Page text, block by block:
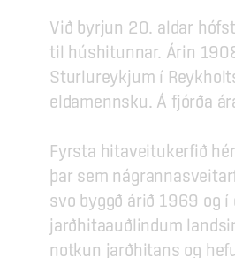
Við byrjun 20. aldar
til húshitunnar. Árin
Sturlureykjum í
eldamennsku. Á fjórða
Fyrsta hitaveitukerfið
þar sem
svo byggð árið 1969 og
jarðhitaauðlindum
notkun jarðhitans og